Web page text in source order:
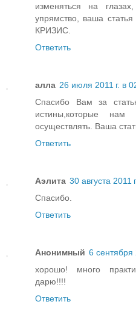
изменяться на
упрямство, ваша
КРИЗИС.
Ответить
алла 26 июля 2011 г. в
Спасибо Вам за
истины,которые нам
осуществлять. Ваша
Ответить
Аэлита 30 августа 2011
Спасибо.
Ответить
Анонимный 6 сентября
хорошо! много
дарю!!!!
Ответить